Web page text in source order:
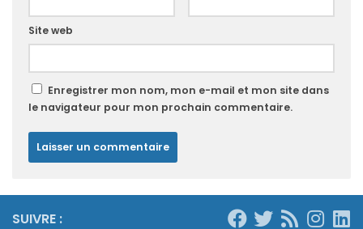
Site web
Enregistrer mon nom, mon e-mail et mon site dans
le navigateur pour mon prochain commentaire.
SUIVRE :